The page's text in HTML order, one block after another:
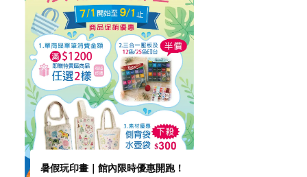
暑假玩印畫｜館內限時優惠開跑！